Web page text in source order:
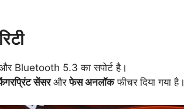
Bluetooth 5.3 का सपोर्ट है।
सेंसरऔरफेस अनलॉकफीचर दिया गया है।